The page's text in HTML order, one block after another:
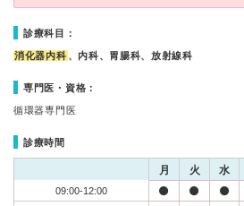
診療科目：
消化器内科 、内科、胃腸科、放射線科
専門医・資格：
循環器専門医
診療時間
月 火 水
09:00-12:00